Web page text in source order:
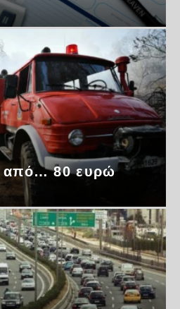
από… 80 ευρώ